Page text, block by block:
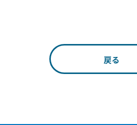
戻る